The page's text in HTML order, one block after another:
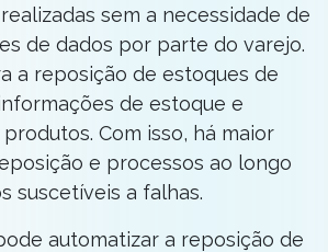
sem a necessidade de
de dados por parte do varejo.
a reposição de estoques de
de estoque e
Com isso, há maior
e processos ao longo
suscetíveis a falhas.
automatizar a reposição de